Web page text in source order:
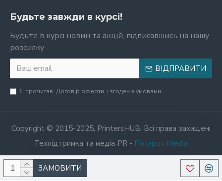
ЗАМОВИТИ
Будьте завжди в курсі!
Будьте в курсі новин та акцій, підписавшись на нашу
розсилку
ВІДПРАВИТИ
Я прочитав Договір оферти і згоден з умовами
Copyright © 2015-2025, PrintersHUB, Всі права захищені
Техпідтримка та медіа‑PR - Potapov Media